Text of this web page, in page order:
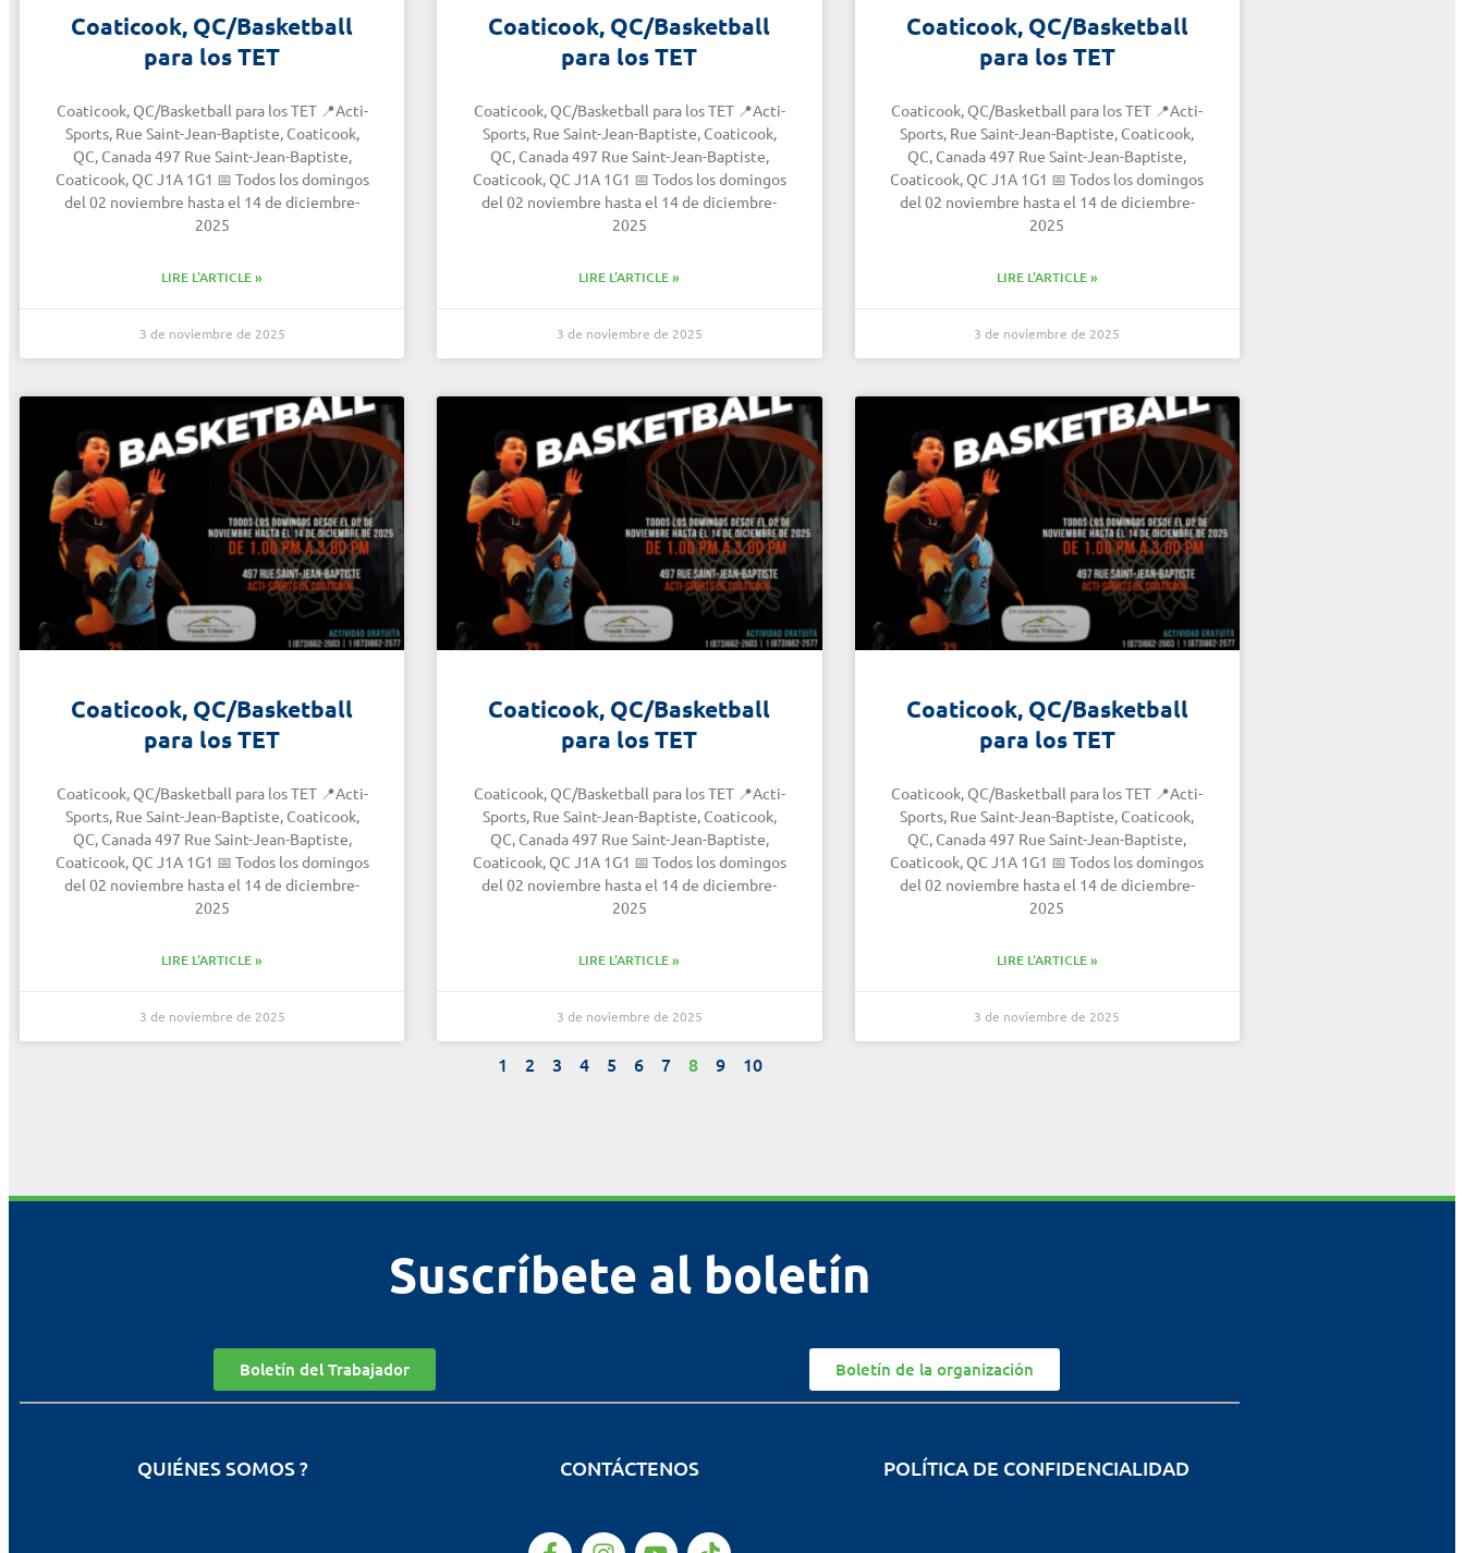
Coaticook, QC/Basketball
para los TET
Coaticook, QC/Basketball para los TET 📍Acti-
Sports, Rue Saint-Jean-Baptiste, Coaticook,
QC, Canada 497 Rue Saint-Jean-Baptiste,
Coaticook, QC J1A 1G1 📅 Todos los domingos
del 02 noviembre hasta el 14 de diciembre-
2025
LIRE L'ARTICLE »
3 de noviembre de 2025
Coaticook, QC/Basketball
para los TET
Coaticook, QC/Basketball para los TET 📍Acti-
Sports, Rue Saint-Jean-Baptiste, Coaticook,
QC, Canada 497 Rue Saint-Jean-Baptiste,
Coaticook, QC J1A 1G1 📅 Todos los domingos
del 02 noviembre hasta el 14 de diciembre-
2025
LIRE L'ARTICLE »
3 de noviembre de 2025
Coaticook, QC/Basketball
para los TET
Coaticook, QC/Basketball para los TET 📍Acti-
Sports, Rue Saint-Jean-Baptiste, Coaticook,
QC, Canada 497 Rue Saint-Jean-Baptiste,
Coaticook, QC J1A 1G1 📅 Todos los domingos
del 02 noviembre hasta el 14 de diciembre-
2025
LIRE L'ARTICLE »
3 de noviembre de 2025
Coaticook, QC/Basketball
para los TET
Coaticook, QC/Basketball para los TET 📍Acti-
Sports, Rue Saint-Jean-Baptiste, Coaticook,
QC, Canada 497 Rue Saint-Jean-Baptiste,
Coaticook, QC J1A 1G1 📅 Todos los domingos
del 02 noviembre hasta el 14 de diciembre-
2025
LIRE L'ARTICLE »
3 de noviembre de 2025
Coaticook, QC/Basketball
para los TET
Coaticook, QC/Basketball para los TET 📍Acti-
Sports, Rue Saint-Jean-Baptiste, Coaticook,
QC, Canada 497 Rue Saint-Jean-Baptiste,
Coaticook, QC J1A 1G1 📅 Todos los domingos
del 02 noviembre hasta el 14 de diciembre-
2025
LIRE L'ARTICLE »
3 de noviembre de 2025
Coaticook, QC/Basketball
para los TET
Coaticook, QC/Basketball para los TET 📍Acti-
Sports, Rue Saint-Jean-Baptiste, Coaticook,
QC, Canada 497 Rue Saint-Jean-Baptiste,
Coaticook, QC J1A 1G1 📅 Todos los domingos
del 02 noviembre hasta el 14 de diciembre-
2025
LIRE L'ARTICLE »
3 de noviembre de 2025
1 2 3 4 5 6 7 8 9 10
Suscríbete al boletín
Boletín del Trabajador Boletín de la organización
QUIÉNES SOMOS ? CONTÁCTENOS POLÍTICA DE CONFIDENCIALIDAD